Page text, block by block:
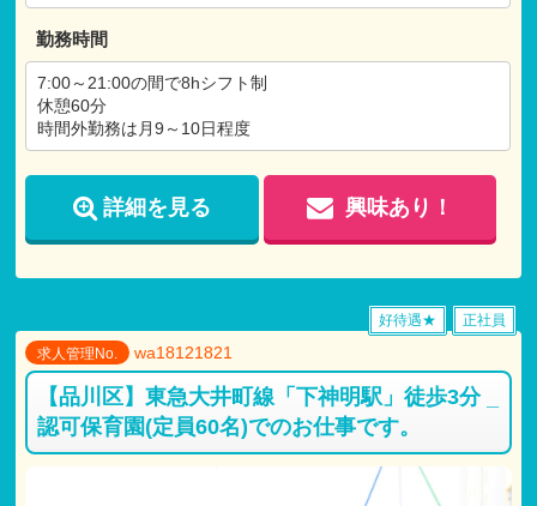
【福利厚生】
社会保険完備
昇給 年1回
交通費支給(～25,000円/月）
住宅手当(10,000円)
扶養手当(5,000円)
勤務時間
7:00～21:00の間で8hシフト制
休憩60分
時間外勤務は月9～10日程度
詳細を見る 興味あり！
求人管理No. wa18121821
【品川区】東急大井町線「下神明駅」徒歩3分 _
認可保育園(定員60名)でのお仕事です。
好待遇★ 正社員